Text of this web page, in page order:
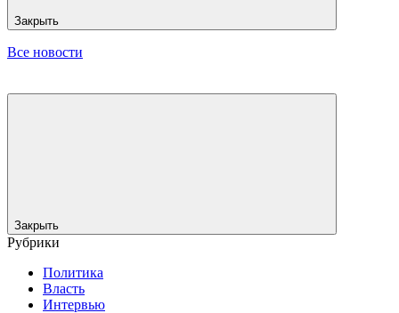
Закрыть
Все новости
Закрыть
Рубрики
Политика
Власть
Интервью